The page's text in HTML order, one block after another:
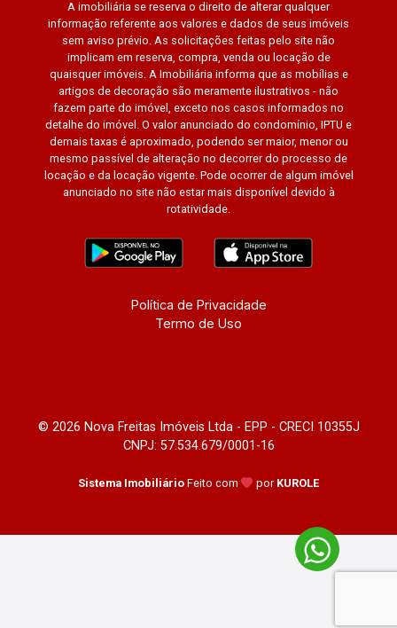
A imobiliária se reserva o direito de alterar qualquer
informação referente aos valores e dados de seus imóveis
sem aviso prévio. As solicitações feitas pelo site não
implicam em reserva, compra, venda ou locação de
quaisquer imóveis. A Imobiliária informa que as mobílias e
artigos de decoração são meramente ilustrativos - não
fazem parte do imóvel, exceto nos casos informados no
detalhe do imóvel. O valor anunciado do condomínio, IPTU e
demais taxas é aproximado, podendo ser maior, menor ou
mesmo passível de alteração no decorrer do processo de
locação e da locação vigente. Pode ocorrer de algum imóvel
anunciado no site não estar mais disponível devido à
rotatividade.
Política de Privacidade
Termo de Uso
© 2026 Nova Freitas Imóveis Ltda - EPP - CRECI 10355J
CNPJ: 57.534.679/0001-16
Sistema Imobiliário Feito com por KUROLE